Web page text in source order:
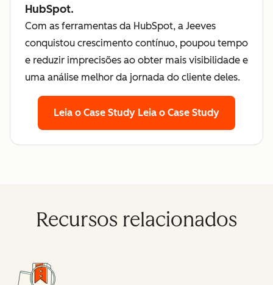
HubSpot.
Com as ferramentas da HubSpot, a Jeeves
conquistou crescimento contínuo, poupou tempo
e reduzir imprecisões ao obter mais visibilidade e
uma análise melhor da jornada do cliente deles.
Leia o Case Study Leia o Case Study
Recursos relacionados